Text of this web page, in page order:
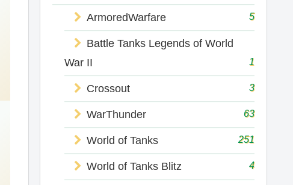
ArmoredWarfare 5
Battle Tanks Legends of World
War II
1
Crossout 3
WarThunder 63
World of Tanks 251
World of Tanks Blitz 4